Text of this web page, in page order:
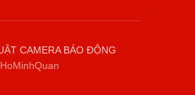
CAMERA BÁO ĐỘNG